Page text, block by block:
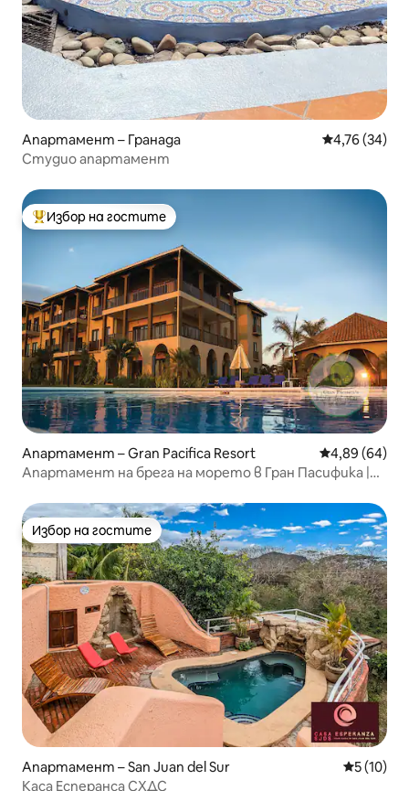
Апартамент – Гранада Средна
4,76 (34)
Студио апартамент
Най-популярен избор на гостите
Избор на гостите
Апартамент – Gran Pacifica Resort Средна
4,89 (64)
Апартамент на брега на морето в Гран Пасифика |
Избор на гостите
Избор на гостите
Апартамент – San Juan del Sur Средна
5 (10)
Каса Есперанса СХДС